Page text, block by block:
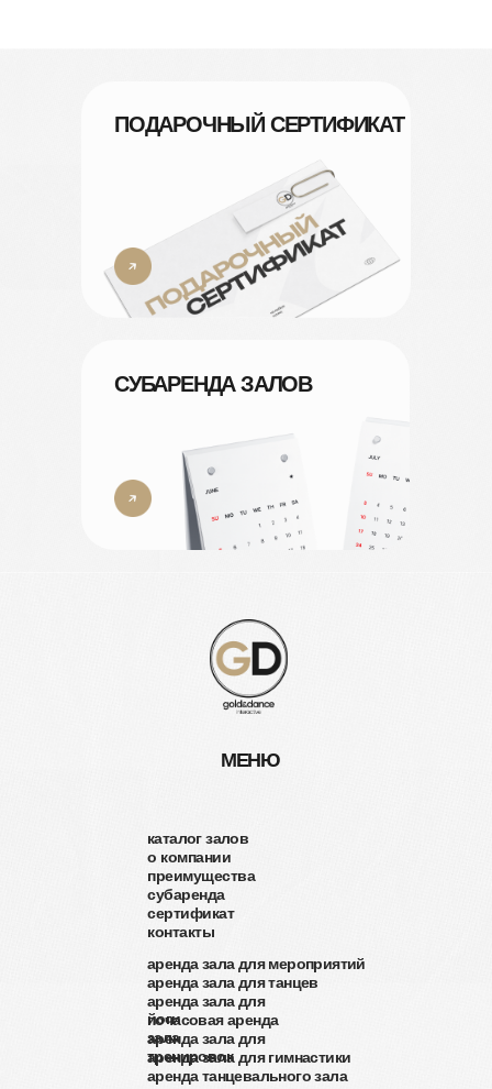
ПОДАРОЧНЫЙ СЕРТИФИКАТ
СУБАРЕНДА ЗАЛОВ
каталог залов
аренда танцевального зала
аренда зала для
йоги
аренда зала для мероприятий
почасовая аренда
зала
аренда зала для гимнастики
аренда зала для
тренировок
аренда зала для танцев
о компании
преимущества
субаренда
сертификат
контакты
МЕНЮ